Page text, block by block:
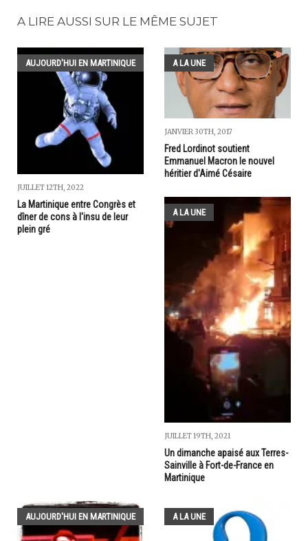
A LIRE AUSSI SUR LE MÊME SUJET
AUJOURD'HUI EN MARTINIQUE
JUILLET 12TH, 2022
La Martinique entre Congrès et
dîner de cons à l'insu de leur
plein gré
A LA UNE
JANVIER 30TH, 2017
Fred Lordinot soutient
Emmanuel Macron le nouvel
héritier d'Aimé Césaire
A LA UNE
JUILLET 19TH, 2021
Un dimanche apaisé aux Terres-
Sainville à Fort-de-France en
Martinique
AUJOURD'HUI EN MARTINIQUE A LA UNE